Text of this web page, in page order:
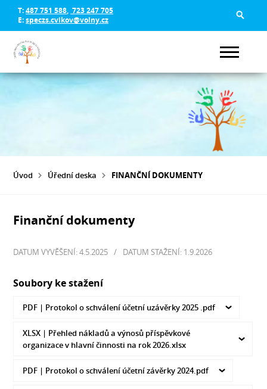
T:487 751 588, 723 247 705
E:speczs.cvikov@volny.cz
Úvod Úřední deska FINANČNÍ DOKUMENTY
Finanční dokumenty
DATUM VYVĚŠENÍ: 4.5.2025 / DATUM STAŽENÍ: 1.9.2026
Soubory ke stažení
PDF | Protokol o schválení účetní uzávěrky 2025 .pdf
XLSX | Přehled nákladů a výnosů příspěvkové
organizace v hlavní činnosti na rok 2026.xlsx
PDF | Protokol o schválení účetní závěrky 2024.pdf